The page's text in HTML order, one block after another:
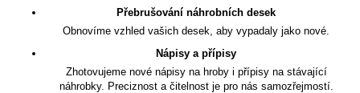
Přebrušování náhrobních desek
Obnovíme vzhled vašich desek, aby vypadaly jako nové.
Nápisy a přípisy
Zhotovujeme nové nápisy na hroby i přípisy na stávající
náhrobky. Preciznost a čitelnost je pro nás samozřejmostí.